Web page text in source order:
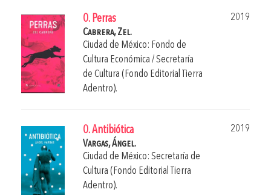
0. Perras
2019
Cabrera, Zel.
Ciudad de México: Fondo de
Cultura Económica / Secretaría
de Cultura (Fondo Editorial Tierra
Adentro).
0. Antibiótica
2019
Vargas, Ángel.
Ciudad de México: Secretaría de
Cultura (Fondo Editorial Tierra
Adentro).